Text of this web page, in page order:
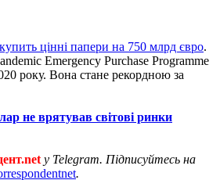
цінні папери на 750 млрд євро.
Emergency Purchase Programme
року. Вона стане рекордною за
не врятував світові ринки
у Telegram. Підписуйтесь на
.